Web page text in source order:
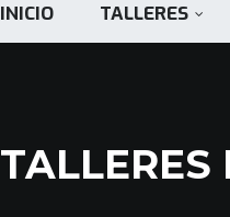
INICIO TALLERES
TALLERES